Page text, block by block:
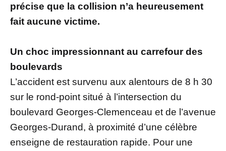
précise que la collision n’a heureusement
fait aucune victime.
Un choc impressionnant au carrefour des
boulevards
L’accident est survenu aux alentours de 8 h 30
sur le rond-point situé à l’intersection du
boulevard Georges-Clemenceau et de l’avenue
Georges-Durand, à proximité d’une célèbre
enseigne de restauration rapide. Pour une